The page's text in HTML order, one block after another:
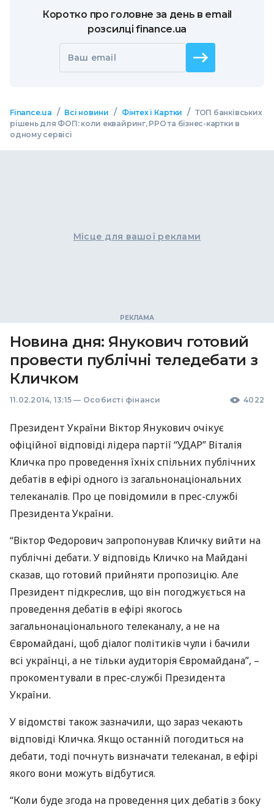
Коротко про головне за день в email
розсилці finance.ua
Ваш email
Finance.ua / Всі новини / Фінтех і Картки / ТОП банківських
рішень для ФОП: коли еквайринг, РРО та бізнес-картки в
одному сервісі
Місце для вашої реклами
Новина дня: Янукович готовий
провести публічні теледебати з
Кличком
11.02.2014, 13:15 — Особисті фінанси 4022
Президент України Віктор Янукович очікує
офіційної відповіді лідера партії “УДАР” Віталія
Кличка про проведення їхніх спільних публічних
дебатів в ефірі одного із загальнонаціональних
телеканалів. Про це повідомили в прес-службі
Президента України.
“Віктор Федорович запропонував Кличку вийти на
публічні дебати. У відповідь Кличко на Майдані
сказав, що готовий прийняти пропозицію. Але
Президент підкреслив, що він погоджується на
проведення дебатів в ефірі якогось
загальнонаціонального телеканалу, а не на
Євромайдані, щоб діалог політиків чули і бачили
всі українці, а не тільки аудиторія Євромайдана”, –
прокоментували в прес-службі Президента
України.
У відомстві також зазначили, що зараз чекають
відповіді Кличка. Якщо останній погодиться на
дебати, тоді почнуть визначати телеканал, в ефірі
якого вони можуть відбутися.
“Коли буде згода на проведення цих дебатів з боку